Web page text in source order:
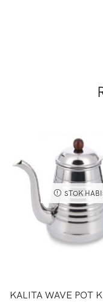
STOK
KALITA WAVE POT